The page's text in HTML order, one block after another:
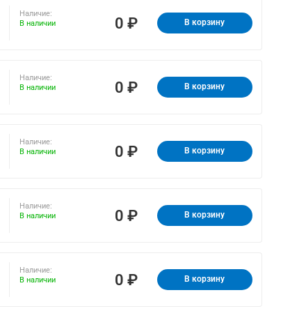
Наличие:
В наличии
0 ₽ В корзину
Наличие:
В наличии
0 ₽ В корзину
Наличие:
В наличии
0 ₽ В корзину
Наличие:
В наличии
0 ₽ В корзину
Наличие:
В наличии
0 ₽ В корзину